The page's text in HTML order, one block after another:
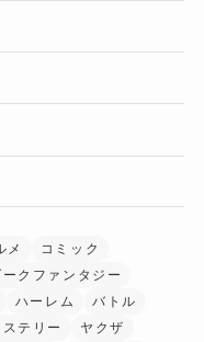
メ
コミック
ークファンタジー
ハーレム
バトル
ステリー
ヤクザ